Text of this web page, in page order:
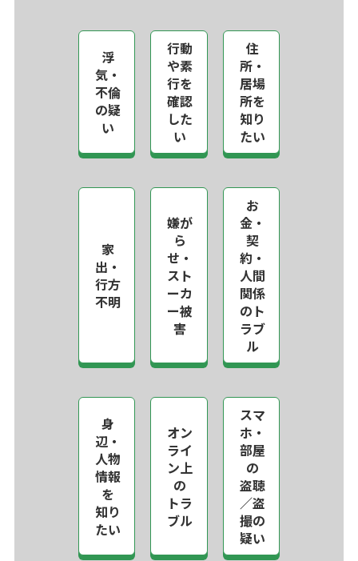
浮
気・
不倫
の疑
い
行動
や素
行を
確認
した
い
住
所・
居場
所を
知り
たい
家
出・
行方
不明
嫌が
ら
せ・
スト
ーカ
ー被
害
お
金・
契
約・
人間
関係
のト
ラブ
ル
身
辺・
人物
情報
を
知り
たい
オン
ライ
ン上
の
トラ
ブル
スマ
ホ・
部屋
の
盗聴
／盗
撮の
疑い